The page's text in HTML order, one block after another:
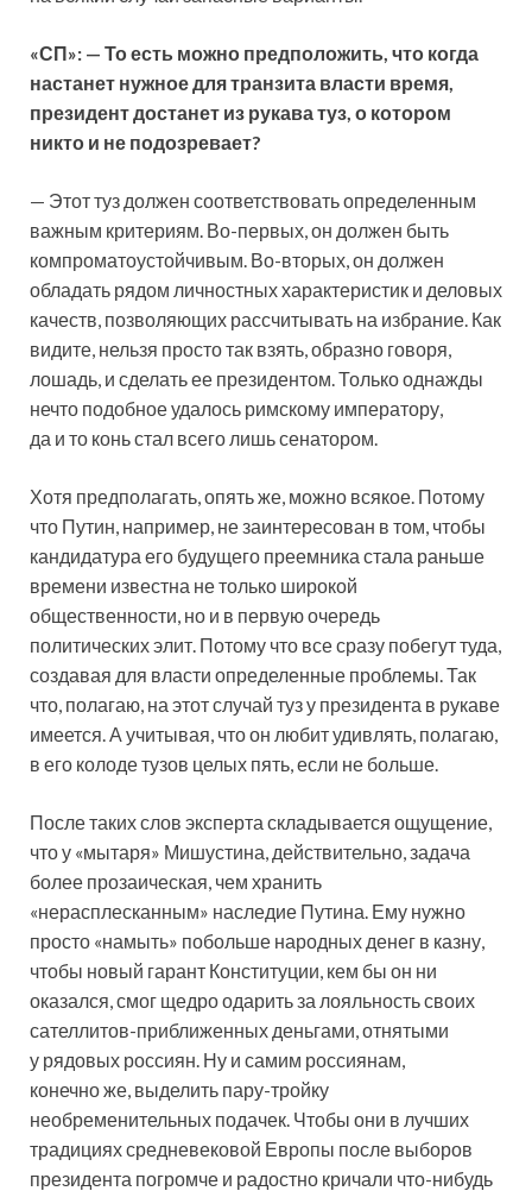
«СП»: — То есть можно предположить, что когда
настанет нужное для транзита власти время,
президент достанет из рукава туз, о котором
никто и не подозревает?
— Этот туз должен соответствовать определенным
важным критериям. Во-первых, он должен быть
компроматоустойчивым. Во-вторых, он должен
обладать рядом личностных характеристик и деловых
качеств, позволяющих рассчитывать на избрание. Как
видите, нельзя просто так взять, образно говоря,
лошадь, и сделать ее президентом. Только однажды
нечто подобное удалось римскому императору,
да и то конь стал всего лишь сенатором.
Хотя предполагать, опять же, можно всякое. Потому
что Путин, например, не заинтересован в том, чтобы
кандидатура его будущего преемника стала раньше
времени известна не только широкой
общественности, но и в первую очередь
политических элит. Потому что все сразу побегут туда,
создавая для власти определенные проблемы. Так
что, полагаю, на этот случай туз у президента в рукаве
имеется. А учитывая, что он любит удивлять, полагаю,
в его колоде тузов целых пять, если не больше.
После таких слов эксперта складывается ощущение,
что у «мытаря» Мишустина, действительно, задача
более прозаическая, чем хранить
«нерасплесканным» наследие Путина. Ему нужно
просто «намыть» побольше народных денег в казну,
чтобы новый гарант Конституции, кем бы он ни
оказался, смог щедро одарить за лояльность своих
сателлитов-приближенных деньгами, отнятыми
у рядовых россиян. Ну и самим россиянам,
конечно же, выделить пару-тройку
необременительных подачек. Чтобы они в лучших
традициях средневековой Европы после выборов
президента погромче и радостно кричали что-нибудь